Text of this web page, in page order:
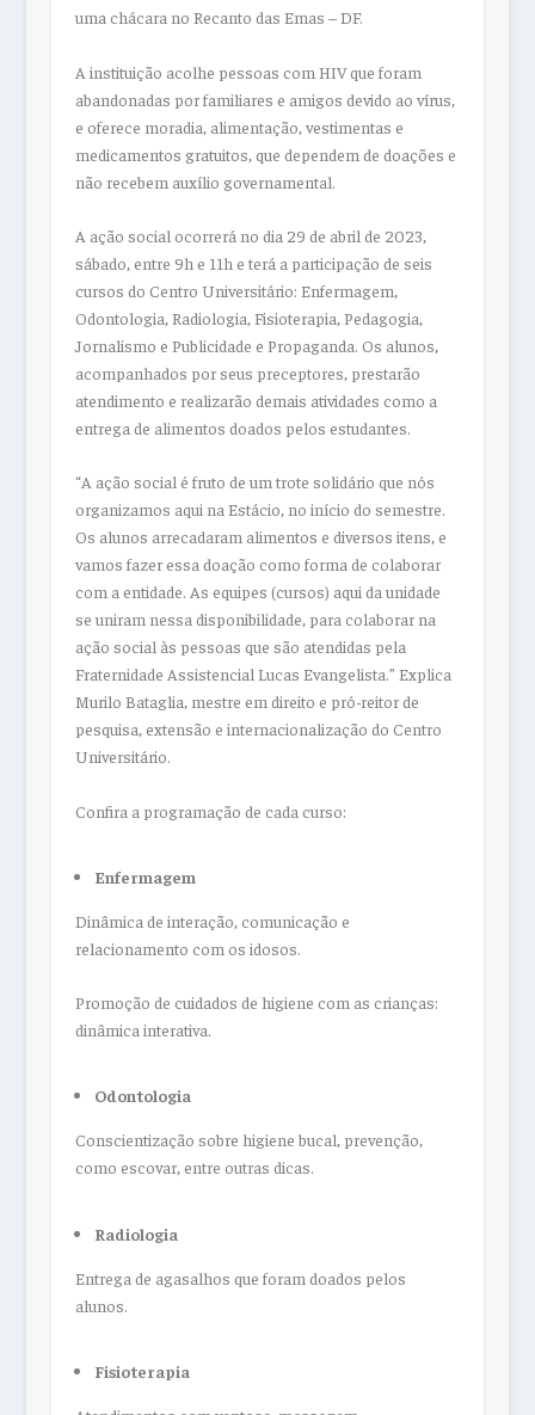
uma chácara no Recanto das Emas – DF.
A instituição acolhe pessoas com HIV que foram
abandonadas por familiares e amigos devido ao vírus,
e oferece moradia, alimentação, vestimentas e
medicamentos gratuitos, que dependem de doações e
não recebem auxílio governamental.
A ação social ocorrerá no dia 29 de abril de 2023,
sábado, entre 9h e 11h e terá a participação de seis
cursos do Centro Universitário: Enfermagem,
Odontologia, Radiologia, Fisioterapia, Pedagogia,
Jornalismo e Publicidade e Propaganda. Os alunos,
acompanhados por seus preceptores, prestarão
atendimento e realizarão demais atividades como a
entrega de alimentos doados pelos estudantes.
“A ação social é fruto de um trote solidário que nós
organizamos aqui na Estácio, no início do semestre.
Os alunos arrecadaram alimentos e diversos itens, e
vamos fazer essa doação como forma de colaborar
com a entidade. As equipes (cursos) aqui da unidade
se uniram nessa disponibilidade, para colaborar na
ação social às pessoas que são atendidas pela
Fraternidade Assistencial Lucas Evangelista.” Explica
Murilo Bataglia, mestre em direito e pró-reitor de
pesquisa, extensão e internacionalização do Centro
Universitário.
Confira a programação de cada curso:
Enfermagem
Dinâmica de interação, comunicação e
relacionamento com os idosos.
Promoção de cuidados de higiene com as crianças:
dinâmica interativa.
Odontologia
Conscientização sobre higiene bucal, prevenção,
como escovar, entre outras dicas.
Radiologia
Entrega de agasalhos que foram doados pelos
alunos.
Fisioterapia